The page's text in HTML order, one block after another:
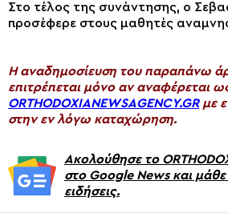
Στο τέλος της συνάντησης, ο
προσέφερε στους μαθητές
H αναδημοσίευση του παραπάνω
επιτρέπεται μόνο αν αναφέρεται
ORTHODOXIANEWSAGENCY.GRμε
στην εν λόγω καταχώρηση.
Ακολούθησε το
στο Google News και
ειδήσεις.